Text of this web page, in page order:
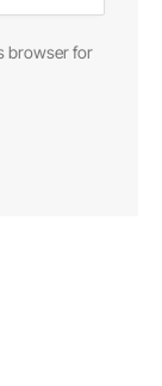
browser for